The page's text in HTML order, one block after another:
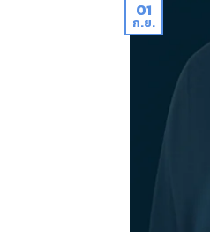
01
ก.ย.